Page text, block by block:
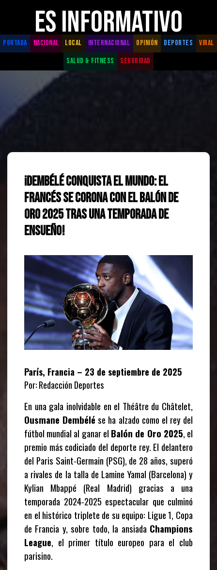
ES INFORMATIVO
PORTADA NACIONAL LOCAL INTERNACIONAL OPINIÓN DEPORTES
VIRAL
SALUD & FITNESS
SEGURIDAD
¡Dembélé conquista el mundo: El
francés se corona con el Balón de
Oro 2025 tras una temporada de
ensueño!
París, Francia – 23 de septiembre de 2025
Por: Redacción Deportes
En una gala inolvidable en el Théâtre du Châtelet,
Ousmane Dembélé se ha alzado como el rey del
fútbol mundial al ganar el Balón de Oro 2025, el
premio más codiciado del deporte rey. El delantero
del Paris Saint-Germain (PSG), de 28 años, superó
a rivales de la talla de Lamine Yamal (Barcelona) y
Kylian Mbappé (Real Madrid) gracias a una
temporada 2024-2025 espectacular que culminó
en el histórico triplete de su equipo: Ligue 1, Copa
de Francia y, sobre todo, la ansiada Champions
League, el primer título europeo para el club
parisino.